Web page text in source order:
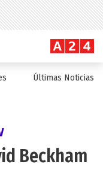
Últimas Noticias
Beckham